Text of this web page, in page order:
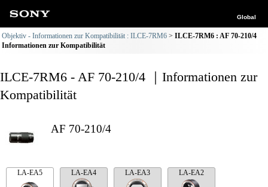
Global
Objektiv - Informationen zur Kompatibilität : ILCE-7RM6
ILCE-7RM6 : AF 70-210/4
Informationen zur Kompatibilität
ILCE-7RM6 - AF 70-210/4 ｜Informationen zur
Kompatibilität
AF 70-210/4
LA-EA5 LA-EA4 LA-EA3 LA-EA2